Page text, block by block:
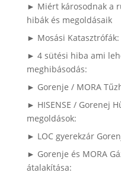
► Miért károsodnak a
hibák és megoldásaik
► Mosási
► 4 sütési hiba ami
meghibásodás:
► Gorenje / MORA
► HISENSE / Gorenej
megoldások:
► LOC gyerekzár
► Gorenje és MORA
átalakítása: